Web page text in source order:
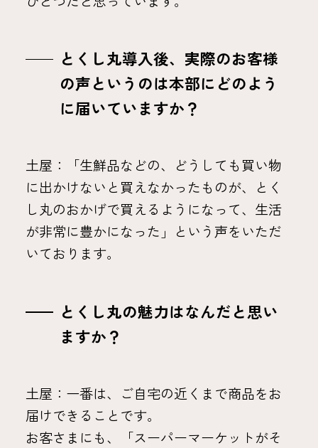
とくし丸導入後、実際のお客様
の声というのは本部にどのよう
に届いていますか？
土屋：「生鮮品などの、どうしても買い物
に出かけないと買えなかったものが、とく
し丸のおかげで買えるようになって、生活
が非常に豊かになった」という声をいただ
いております。
とくし丸の魅力はなんだと思い
ますか？
土屋：一番は、ご自宅の近くまで商品をお
届けできることです。
お客さまにも、「スーパーマーケットがそ